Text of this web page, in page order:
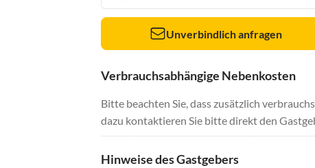
Unverbindlich anfragen
Verbrauchsabhängige Nebenkosten
Bitte beachten Sie, dass zusätzlich
dazu kontaktieren Sie bitte direkt den
Hinweise des Gastgebers